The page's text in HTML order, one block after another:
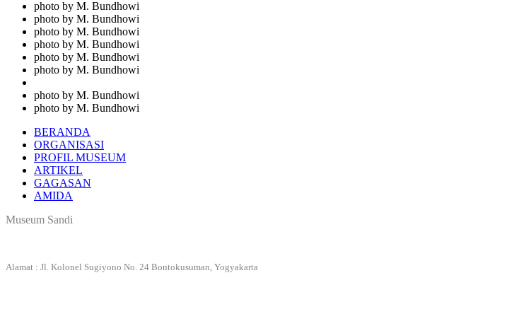
photo by M. Bundhowi
photo by M. Bundhowi
photo by M. Bundhowi
photo by M. Bundhowi
photo by M. Bundhowi
photo by M. Bundhowi
photo by M. Bundhowi
photo by M. Bundhowi
BERANDA
ORGANISASI
PROFIL MUSEUM
ARTIKEL
GAGASAN
AMIDA
Museum Sandi
Alamat : Jl. Kolonel Sugiyono No. 24 Bontokusuman, Yogyakarta